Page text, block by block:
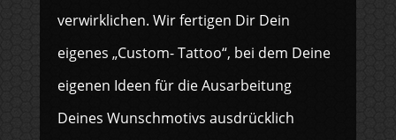
verwirklichen. Wir fertigen Dir Dein
eigenes „Custom- Tattoo“, bei dem Deine
eigenen Ideen für die Ausarbeitung
Deines Wunschmotivs ausdrücklich